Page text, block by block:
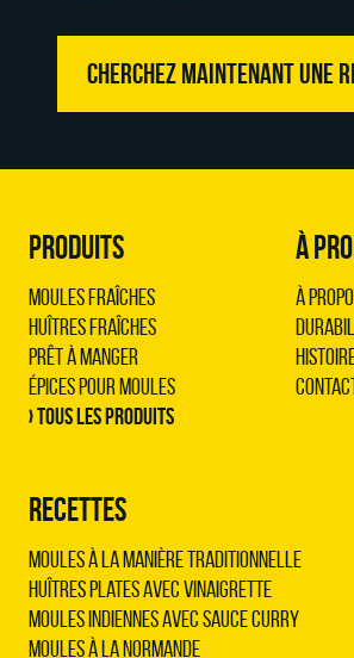
CHERCHEZ MAINTENANT UNE
PRODUITS
Moules Fraîches
Huîtres Fraîches
Prêt à Manger
Épices pour Moules
› Tous les produits
RECETTES
Moules à la manière traditionnelle
Huîtres plates avec vinaigrette
Moules indiennes avec sauce curry
Moules à la normande
À
À